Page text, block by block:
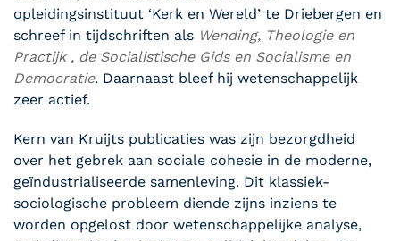
opleidingsinstituut ‘Kerk en Wereld’ te Driebergen en
schreef in tijdschriften als Wending, Theologie en
Practijk , de Socialistische Gids en Socialisme en
Democratie. Daarnaast bleef hij wetenschappelijk
zeer actief.
Kern van Kruijts publicaties was zijn bezorgdheid
over het gebrek aan sociale cohesie in de moderne,
geïndustrialiseerde samenleving. Dit klassiek-
sociologische probleem diende zijns inziens te
worden opgelost door wetenschappelijke analyse,